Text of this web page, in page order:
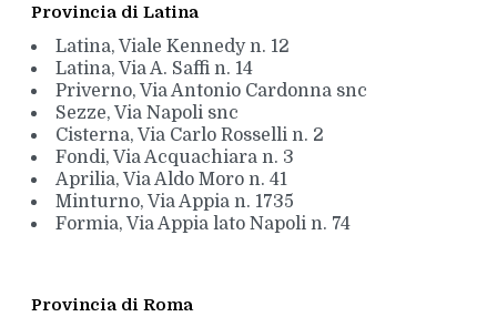
Provincia di Latina
Latina, Viale Kennedy n. 12
Latina, Via A. Saffi n. 14
Priverno, Via Antonio Cardonna snc
Sezze, Via Napoli snc
Cisterna, Via Carlo Rosselli n. 2
Fondi, Via Acquachiara n. 3
Aprilia, Via Aldo Moro n. 41
Minturno, Via Appia n. 1735
Formia, Via Appia lato Napoli n. 74
Provincia di Roma